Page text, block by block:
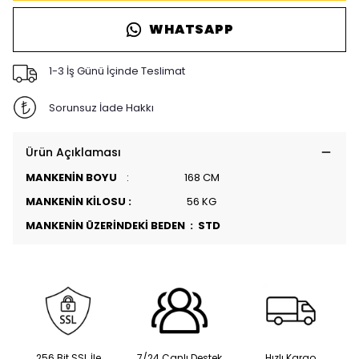
WHATSAPP
1-3 İş Günü İçinde Teslimat
Sorunsuz İade Hakkı
Ürün Açıklaması
MANKENİN BOYU : 168 CM
MANKENİN KİLOSU : 56 KG
MANKENİN ÜZERİNDEKİ BEDEN : STD